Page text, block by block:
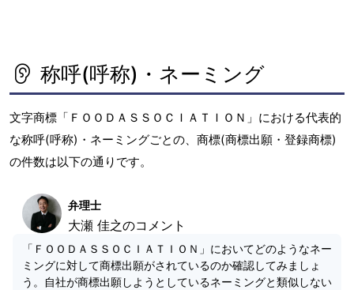
称呼(呼称)・ネーミング
文字商標「ＦＯＯＤＡＳＳＯＣＩＡＴＩＯＮ」における代表的
な称呼(呼称)・ネーミングごとの、商標(商標出願・登録商標)
の件数は以下の通りです。
弁理士
大瀬 佳之のコメント
「ＦＯＯＤＡＳＳＯＣＩＡＴＩＯＮ」においてどのようなネー
ミングに対して商標出願がされているのか確認してみましょ
う。自社が商標出願しようとしているネーミングと類似しない